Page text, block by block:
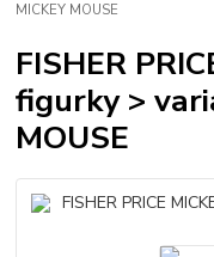
MICKEY MOUSE
FISHER
figurky >
MOUSE